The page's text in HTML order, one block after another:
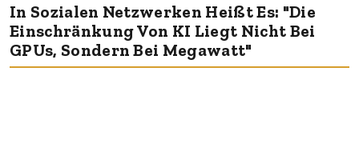
In Sozialen Netzwerken Heißt Es: "Die
Einschränkung Von KI Liegt Nicht Bei
GPUs, Sondern Bei Megawatt"